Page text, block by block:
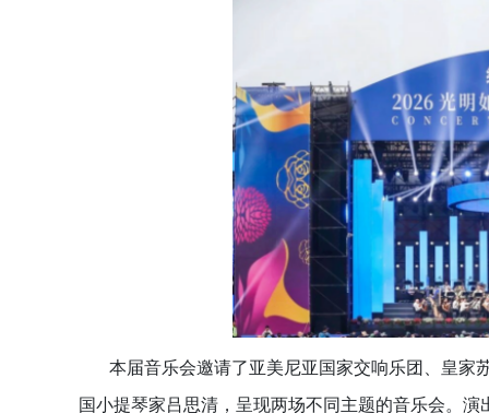
本届音乐会邀请了亚美尼亚国家交响乐团、皇家
国小提琴家吕思清，呈现两场不同主题的音乐会。